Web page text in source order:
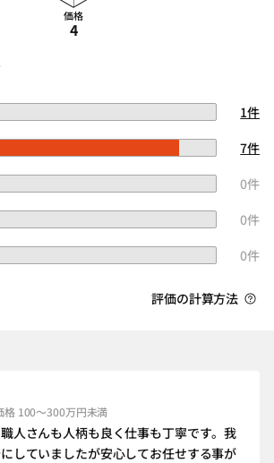
価格
4
1件
7件
0件
0件
0件
評価の計算方法
格 100～300万円未満
人さんも人柄も良く仕事も丁寧です。我
していましたが安心してお任せする事が